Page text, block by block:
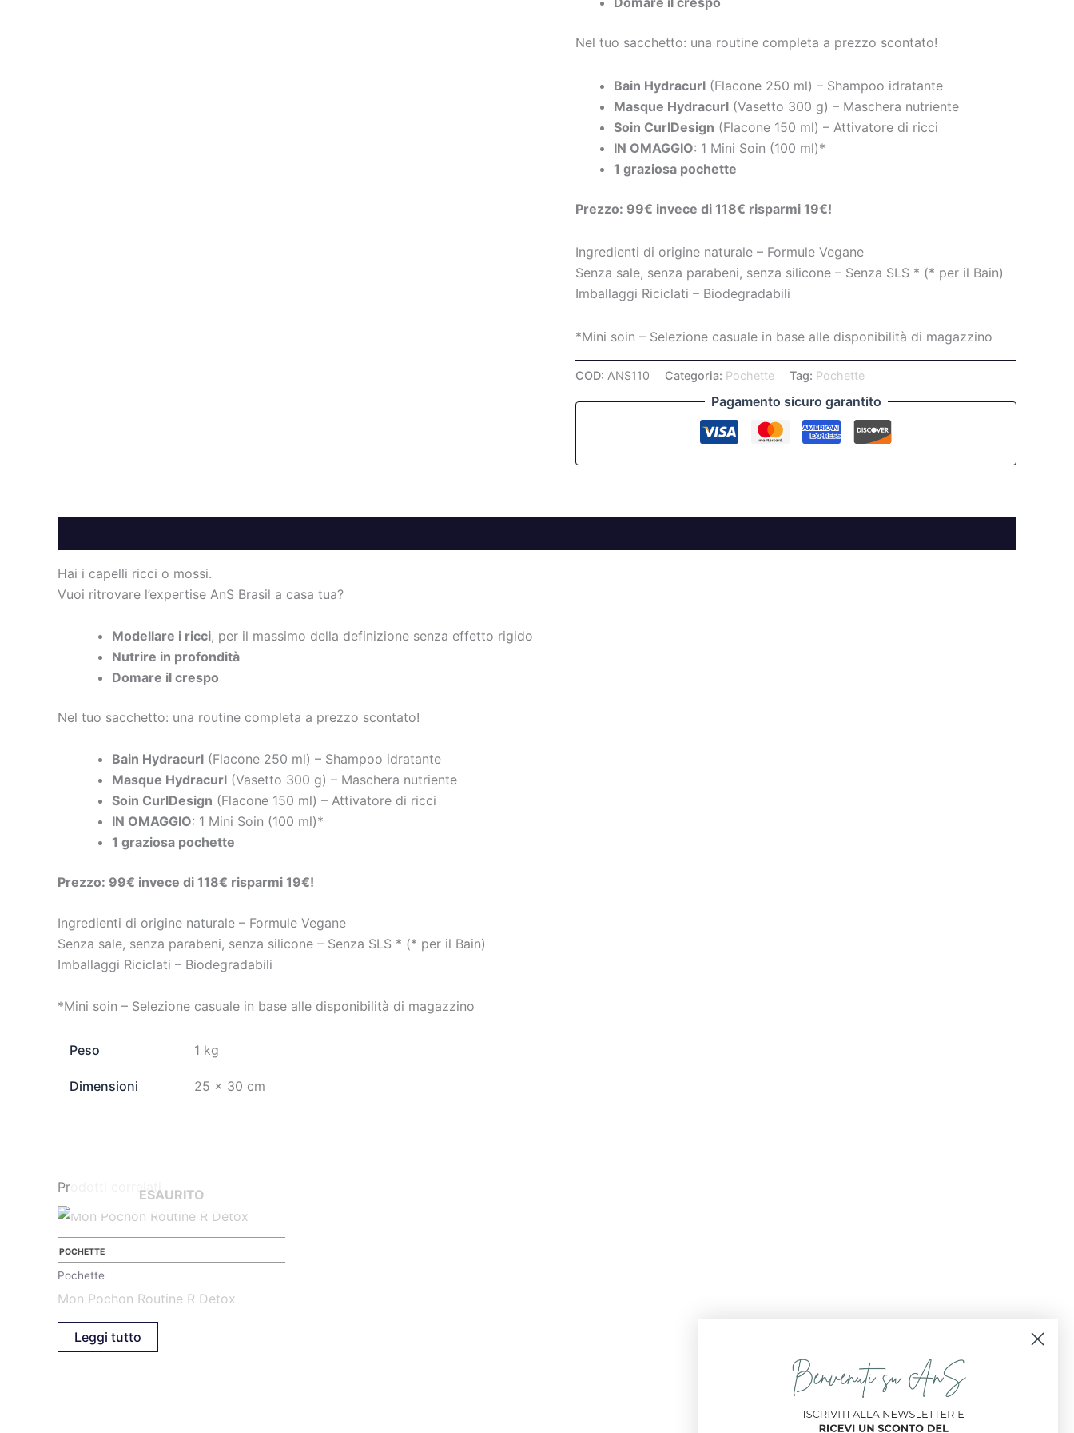
Nel tuo sacchetto: una routine completa a prezzo scontato!
Bain Hydracurl (Flacone 250 ml) – Shampoo idratante
Masque Hydracurl (Vasetto 300 g) – Maschera nutriente
Soin CurlDesign (Flacone 150 ml) – Attivatore di ricci
IN OMAGGIO: 1 Mini Soin (100 ml)*
1 graziosa pochette
Prezzo: 99€ invece di 118€ risparmi 19€!
Ingredienti di origine naturale – Formule Vegane
Senza sale, senza parabeni, senza silicone – Senza SLS * (* per il Bain)
Imballaggi Riciclati – Biodegradabili
*Mini soin – Selezione casuale in base alle disponibilità di magazzino
COD: ANS110 Categoria: Pochette Tag: Pochette
Pagamento sicuro garantito
Hai i capelli ricci o mossi.
Vuoi ritrovare l’expertise AnS Brasil a casa tua?
Modellare i ricci, per il massimo della definizione senza effetto rigido
Nutrire in profondità
Domare il crespo
Nel tuo sacchetto: una routine completa a prezzo scontato!
Bain Hydracurl (Flacone 250 ml) – Shampoo idratante
Masque Hydracurl (Vasetto 300 g) – Maschera nutriente
Soin CurlDesign (Flacone 150 ml) – Attivatore di ricci
IN OMAGGIO: 1 Mini Soin (100 ml)*
1 graziosa pochette
Prezzo: 99€ invece di 118€ risparmi 19€!
Ingredienti di origine naturale – Formule Vegane
Senza sale, senza parabeni, senza silicone – Senza SLS * (* per il Bain)
Imballaggi Riciclati – Biodegradabili
*Mini soin – Selezione casuale in base alle disponibilità di magazzino
Peso 1 kg
Dimensioni 25 × 30 cm
Prodotti correlatiESAURITO
POCHETTE
Pochette
Mon Pochon Routine R Detox
Leggi tutto